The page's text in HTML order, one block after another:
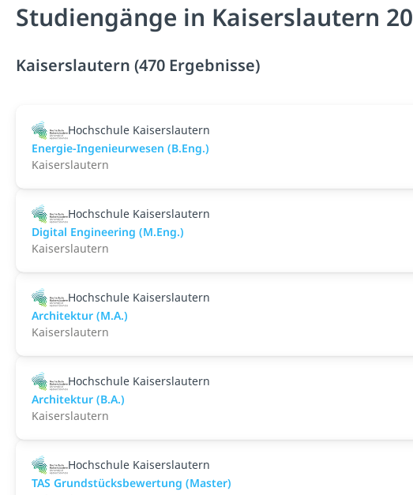
Studiengänge in Kaiserslautern
Kaiserslautern (470 Ergebnisse)
Hochschule Kaiserslautern
Energie-Ingenieurwesen (B.Eng.)
Kaiserslautern
Hochschule Kaiserslautern
Digital Engineering (M.Eng.)
Kaiserslautern
Hochschule Kaiserslautern
Architektur (M.A.)
Kaiserslautern
Hochschule Kaiserslautern
Architektur (B.A.)
Kaiserslautern
Hochschule Kaiserslautern
TAS Grundstücksbewertung (Master)